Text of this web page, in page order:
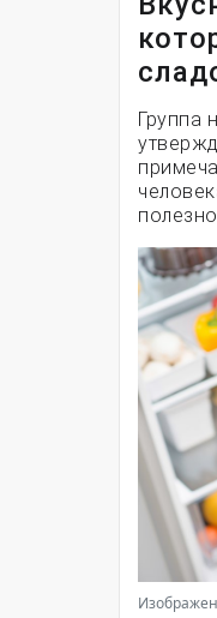
Группа